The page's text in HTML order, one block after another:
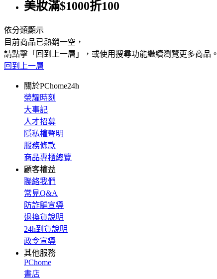
美妝滿$1000折100
依分類顯示
目前商品已熱銷一空，
請點擊「回到上一層」，或使用搜尋功能繼續瀏覽更多商品。
回到上一層
關於PChome24h
榮耀時刻
大事記
人才招募
隱私權聲明
服務條款
商品專櫃總覽
顧客權益
聯絡我們
常見Q&A
防詐騙宣導
退換貨說明
24h到貨說明
政令宣導
其他服務
PChome
書店